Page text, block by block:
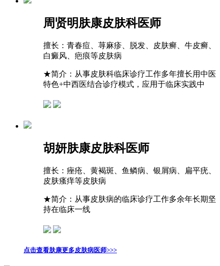
周贤明肤康皮肤科医师
擅长： 青春痘、荨麻疹、脱发、皮肤癣、牛皮癣、
白癜风、疤痕等皮肤病
★简介：从事皮肤科临床诊疗工作多年擅长用中医
特色+中西医结合诊疗模式，应用于临床实践中
胡妍肤康皮肤科医师
擅长： 痤疮、黄褐斑、鱼鳞病、银屑病、扁平疣、
皮肤瘙痒等皮肤病
★简介：从事皮肤病的临床诊疗工作多余年长期坚
持在临床一线
点击查看肤康更多皮肤病医师>>>